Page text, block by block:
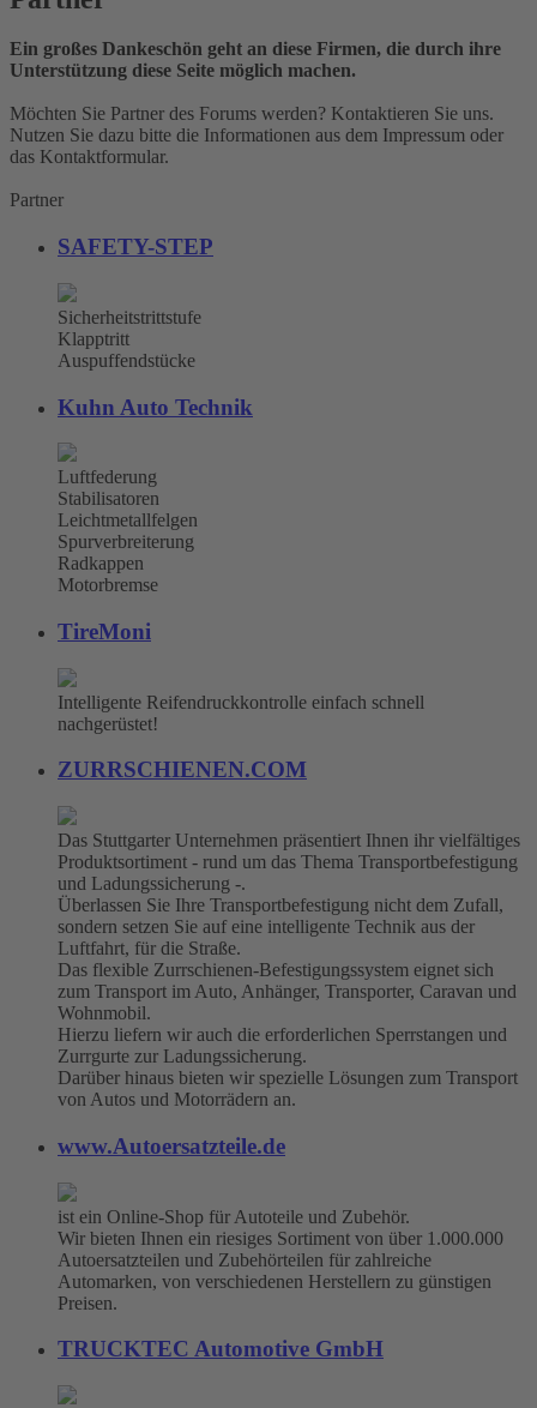
Ein großes Dankeschön geht an diese Firmen, die durch ihre
Unterstützung diese Seite möglich machen.
Möchten Sie Partner des Forums werden? Kontaktieren Sie uns.
Nutzen Sie dazu bitte die Informationen aus dem Impressum oder
das Kontaktformular.
Partner
SAFETY-STEP
Sicherheitstrittstufe
Klapptritt
Auspuffendstücke
Kuhn Auto Technik
Luftfederung
Stabilisatoren
Leichtmetallfelgen
Spurverbreiterung
Radkappen
Motorbremse
TireMoni
Intelligente Reifendruckkontrolle einfach schnell
nachgerüstet!
ZURRSCHIENEN.COM
Das Stuttgarter Unternehmen präsentiert Ihnen ihr vielfältiges
Produktsortiment - rund um das Thema Transportbefestigung
und Ladungssicherung -.
Überlassen Sie Ihre Transportbefestigung nicht dem Zufall,
sondern setzen Sie auf eine intelligente Technik aus der
Luftfahrt, für die Straße.
Das flexible Zurrschienen-Befestigungssystem eignet sich
zum Transport im Auto, Anhänger, Transporter, Caravan und
Wohnmobil.
Hierzu liefern wir auch die erforderlichen Sperrstangen und
Zurrgurte zur Ladungssicherung.
Darüber hinaus bieten wir spezielle Lösungen zum Transport
von Autos und Motorrädern an.
www.Autoersatzteile.de
ist ein Online-Shop für Autoteile und Zubehör.
Wir bieten Ihnen ein riesiges Sortiment von über 1.000.000
Autoersatzteilen und Zubehörteilen für zahlreiche
Automarken, von verschiedenen Herstellern zu günstigen
Preisen.
TRUCKTEC Automotive GmbH